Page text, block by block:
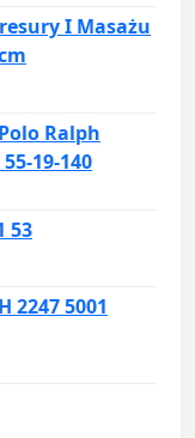
I Masażu
Ralph
19-140
53
2247 5001